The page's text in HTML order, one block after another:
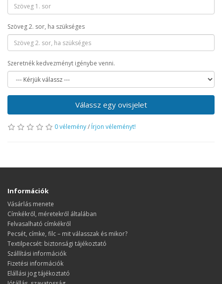
Szöveg 2. sor, ha szükséges
Szeretnék kedvezményt igénybe venni.
Válassz egy ovisjelet
0 vélemény/ Írjon véleményt!
Információk
Vásárlás menete
​​​​​​​Címkékről, méretekről általában
Felvasalható címkékről
Pecsét, címke, filc – mit válasszak és mikor?
Textilpecsét: biztonsági tájékoztató
Szállítási információk
Fizetési információk
Elállási jog tájékoztató